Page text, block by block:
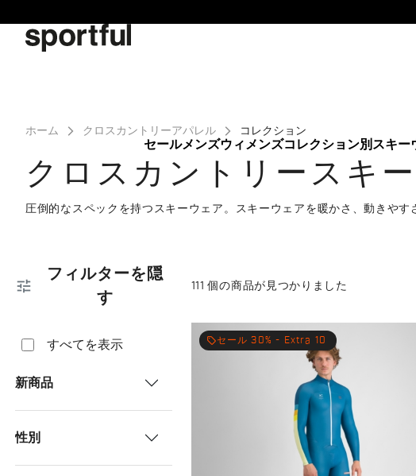
意
ビ
セールメンズウィメンズコレクション別 スキー
ホーム クロスカントリーアパレル コレクション
クロスカントリースキ
圧倒的なスペックを持つスキーウェア。スキーウェアを暖かさ、動きやす
tune
フィルターを隠
す
111 個の商品が見つかりました
すべてを表示
新商品
性別
local_offerセール 30% - Extra 10